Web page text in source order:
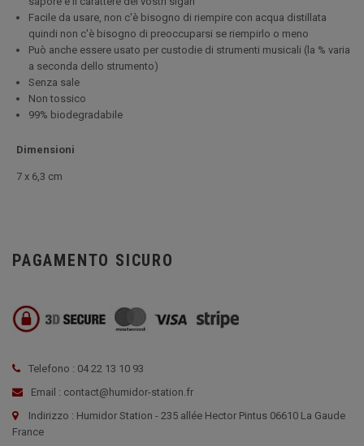
Facile da usare, non c'è bisogno di riempire con acqua distillata
quindi non c'è bisogno di preoccuparsi se riempirlo o meno
Può anche essere usato per custodie di strumenti musicali (la % varia
a seconda dello strumento)
Senza sale
Non tossico
99% biodegradabile
Dimensioni
7 x 6,3 cm
PAGAMENTO SICURO
Telefono : 04 22 13 10 93
Email : contact@humidor-station.fr
Indirizzo : Humidor Station - 235 allée Hector Pintus 06610 La Gaude
France